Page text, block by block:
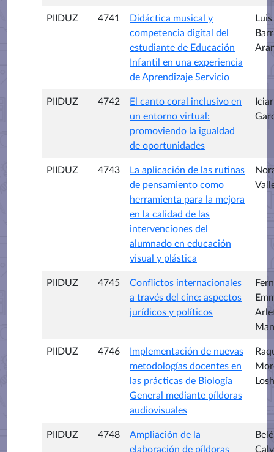
PIIDUZ 4741
Didáctica musical y
competencia digital del
estudiante de Educación
Infantil en una experiencia
de Aprendizaje Servicio
PIIDUZ 4742
El canto coral inclusivo en
un entorno virtual:
promoviendo la igualdad
de oportunidades
PIIDUZ 4743
La aplicación de las rutinas
de pensamiento como
herramienta para la mejora
en la calidad de las
intervenciones del
alumnado en educación
visual y plástica
PIIDUZ 4745
Conflictos internacionales
a través del cine: aspectos
jurídicos y políticos
Man
PIIDUZ 4746
Implementación de nuevas
metodologías docentes en
las prácticas de Biología
General mediante píldoras
audiovisuales
PIIDUZ 4748
Ampliación de la
elaboración de píldoras